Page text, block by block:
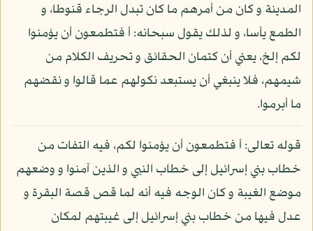
المدينة و كان من أمرهم ما كان تبدل الرجاء قنوطا، و
الطمع يأسا، و لذلك يقول سبحانه: أ فتطمعون أن يؤمنوا
لكم إلخ، يعني أن كتمان الحقائق و تحريف الكلام من
شيمهم، فلا ينبغي أن يستبعد نكولهم عما قالوا و نقضهم
ما أبرموا.
قوله تعالى: أ فتطمعون أن يؤمنوا لكم، فيه التفات من
خطاب بني إسرائيل إلى خطاب النبي و الذين آمنوا و وضعهم
موضع الغيبة و كان الوجه فيه أنه لما قص قصة البقرة و
عدل فيها من خطاب بني إسرائيل إلى غيبتهم لمكان